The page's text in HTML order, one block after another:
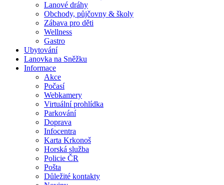
Lanové dráhy
Obchody, půjčovny & školy
Zábava pro děti
Wellness
Gastro
Ubytování
Lanovka na Sněžku
Informace
Akce
Počasí
Webkamery
Virtuální prohlídka
Parkování
Doprava
Infocentra
Karta Krkonoš
Horská služba
Policie ČR
Pošta
Důležité kontakty